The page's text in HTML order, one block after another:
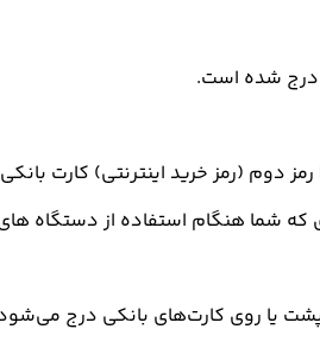
درج شده است.
رمز دوم (رمز خرید اینترنتی) کارت
که شما هنگام استفاده از دستگاه‌